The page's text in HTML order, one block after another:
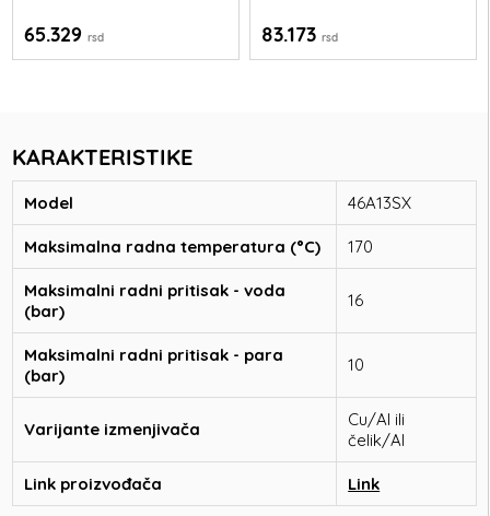
65.329rsd 83.173 rsd
KARAKTERISTIKE
Model 46A13SX
Maksimalna radna temperatura (°C) 170
Maksimalni radni pritisak - voda
(bar)
16
Maksimalni radni pritisak - para
(bar)
10
Varijante izmenjivača
Cu/Al ili
čelik/Al
Link proizvođača Link